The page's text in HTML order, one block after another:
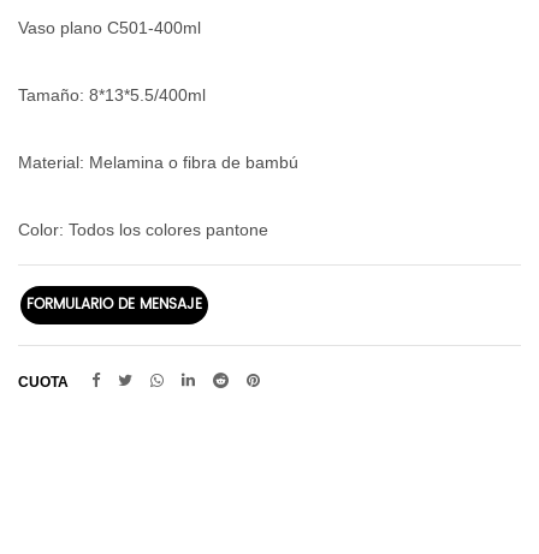
Vaso plano C501-400ml
Tamaño: 8*13*5.5/400ml
Material: Melamina o fibra de bambú
Color: Todos los colores pantone
FORMULARIO DE MENSAJE
CUOTA